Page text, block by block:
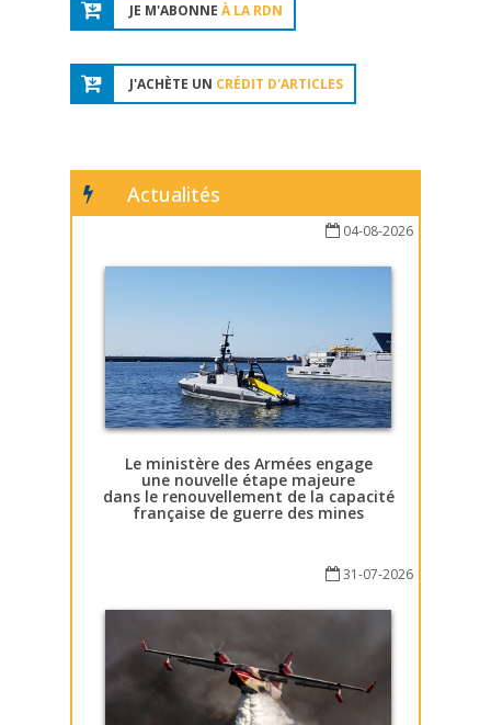
JE M'ABONNE À LA RDN
J'ACHÈTE UN CRÉDIT D'ARTICLES
Actualités
04-08-2026
Le ministère des Armées engage
une nouvelle étape majeure
dans le renouvellement de la capacité
française de guerre des mines
31-07-2026